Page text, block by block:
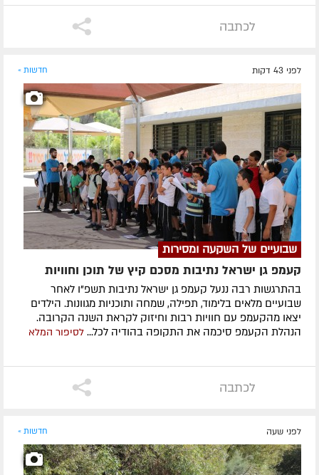
לכתבה
לפני 43 דקות חדשות »
שבועיים של השקעה ומסירות
קעמפ גן ישראל נתיבות מסכם קיץ של תוכן וחוויות
בהתרגשות רבה ננעל קעמפ גן ישראל נתיבות תשפ"ו לאחר
שבועיים מלאים בלימוד, תפילה, שמחה ותוכניות מגוונות. הילדים
יצאו מהקעמפ עם חוויות רבות וחיזוק לקראת השנה הקרובה.
הנהלת הקעמפ סיכמה את התקופה בהודיה לכל... לסיפור המלא
לכתבה
לפני שעה חדשות »